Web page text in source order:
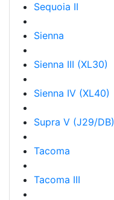
Sequoia II
Sienna
Sienna III (XL30)
Sienna IV (XL40)
Supra V (J29/DB)
Tacoma
Tacoma III